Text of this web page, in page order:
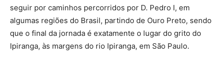
seguir por caminhos percorridos por D. Pedro I, em
algumas regiões do Brasil, partindo de Ouro Preto, sendo
que o final da jornada é exatamente o lugar do grito do
Ipiranga, às margens do rio Ipiranga, em São Paulo.